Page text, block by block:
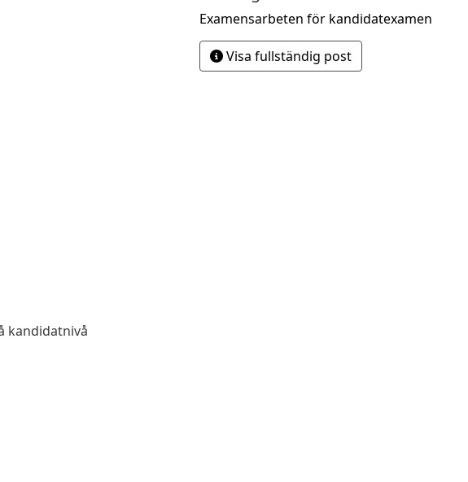
kandidatnivå
Examensarbeten för kandidatexamen
Visa fullständig post